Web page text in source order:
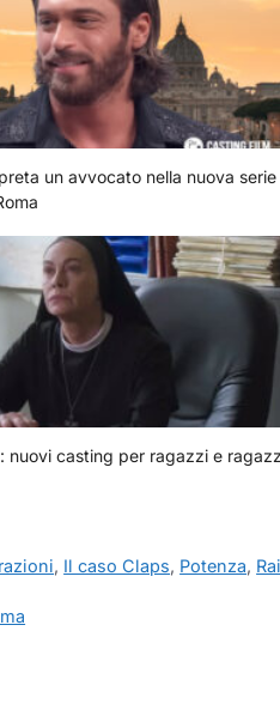
un avvocato nella nuova serie
nuovi casting per ragazzi e
, Il caso Claps, Potenza, Rai